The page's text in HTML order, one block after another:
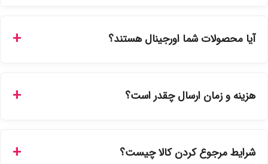
سفارشات در سایت، وضعیت لحظه‌ای مرسوله را مشاهده کنید.
آیا محصولات شما اورجینال هستند؟
نمایندگی‌های معتبر تهیه شده و دارای بچ‌کد قابل استعلام هستند.
هزینه و زمان ارسال چقدر است؟
انتخاب کنید و برای شهرستان‌ها بین یک الی ۳ روز کاری از طریق
شرایط مرجوع کردن کالا چیست؟